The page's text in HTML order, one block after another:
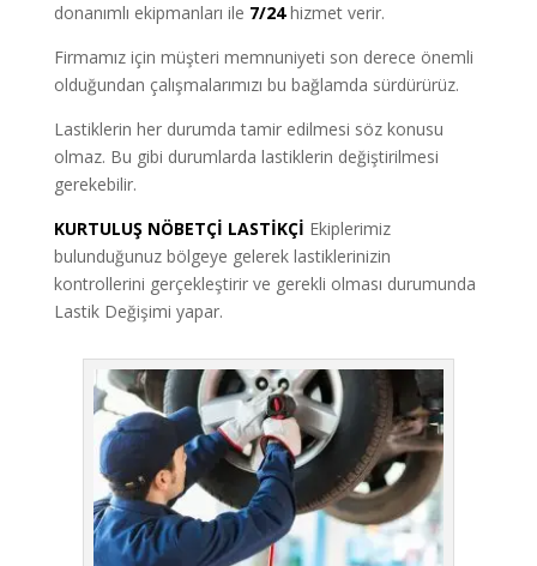
donanımlı ekipmanları ile 7/24hizmet verir.
Firmamız için müşteri memnuniyeti son derece önemli
olduğundan çalışmalarımızı bu bağlamda sürdürürüz.
Lastiklerin her durumda tamir edilmesi söz konusu
olmaz. Bu gibi durumlarda lastiklerin değiştirilmesi
gerekebilir.
KURTULUŞ NÖBETÇİ LASTİKÇİ Ekiplerimiz
bulunduğunuz bölgeye gelerek lastiklerinizin
kontrollerini gerçekleştirir ve gerekli olması durumunda
Lastik Değişimi yapar.